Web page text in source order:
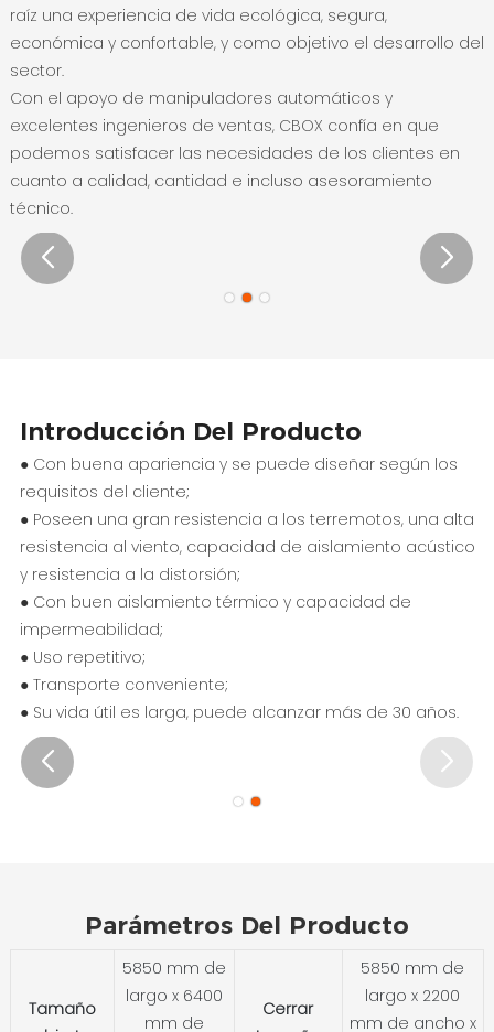
raíz una experiencia de vida ecológica, segura,
económica y confortable, y como objetivo el desarrollo del
sector.
Con el apoyo de manipuladores automáticos y
excelentes ingenieros de ventas, CBOX confía en que
podemos satisfacer las necesidades de los clientes en
cuanto a calidad, cantidad e incluso asesoramiento
técnico.
Introducción Del Producto
● Con buena apariencia y se puede diseñar según los
requisitos del cliente;
● Poseen una gran resistencia a los terremotos, una alta
resistencia al viento, capacidad de aislamiento acústico
y resistencia a la distorsión;
● Con buen aislamiento térmico y capacidad de
impermeabilidad;
● Uso repetitivo;
● Transporte conveniente;
● Su vida útil es larga, puede alcanzar más de 30 años.
Parámetros Del Producto
Tamaño
5850 mm de
largo x 6400
mm de
Cerrar
5850 mm de
largo x 2200
mm de ancho x